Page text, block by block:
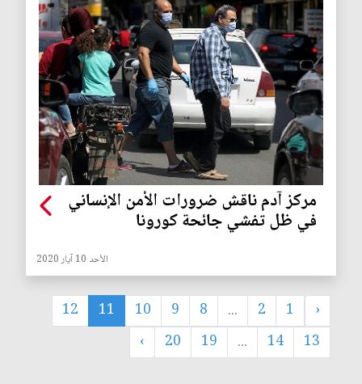
مركز آدم ناقش ضرورات الأمن الإنساني
في ظل تفشي جائحة كورونا
الأحد 10 آيار 2020
‹
1
2
...
8
9
10
11
12
13
14
...
19
20
›